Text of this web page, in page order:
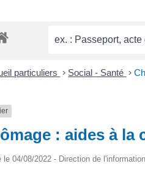
particuliers > Social - Santé >
: aides à la
le 04/08/2022 - Direction de